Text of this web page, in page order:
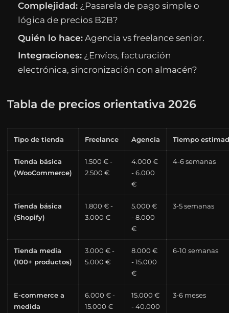
Complejidad: ¿Pasarela de pago simple o
lógica de precios B2B?
Quién lo hace: Agencia vs freelance senior.
Integraciones: ¿Envíos, facturación
electrónica, sincronización con almacén?
Tabla de precios orientativa 2026
Tipo de tienda Freelance Agencia Tiempo
Tienda básica
(WooCommerce)
1.500 € -
2.500 €
4.000 €
- 6.000
€
4-6 semanas
Tienda básica
(Shopify)
1.800 € -
3.000 €
5.000 €
- 8.000
€
3-5 semanas
Tienda media
(100+ productos)
3.000 € -
5.000 €
8.000 €
- 15.000
€
6-10 semanas
E-commerce a
medida
6.000 € -
15.000 €
15.000 €
- 40.000
3-6 meses